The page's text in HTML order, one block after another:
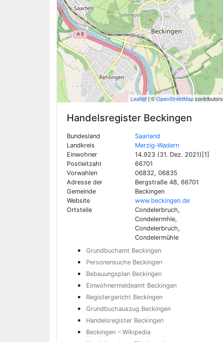
Leaflet| ©OpenStreetMapcontributors
Handelsregister Beckingen
Bundesland
Saarland
Landkreis
Merzig-Wadern
Einwohner
14.923 (31. Dez. 2021)[1]
Postleitzahl
66701
Vorwahlen
06832, 06835
Adresse der
Gemeinde
Bergstraße 48, 66701
Beckingen
Website
www.beckingen.de
Ortsteile
Condelerbruch,
Condelermhle,
Condelerbruch,
Condelermühle
Grundbuchamt Beckingen
Personensuche Beckingen
Bebauungsplan Beckingen
Einwohnermeldeamt Beckingen
Registergericht Beckingen
Grundbuchauszug Beckingen
Handelsregister Beckingen
Beckingen – Wikipedia